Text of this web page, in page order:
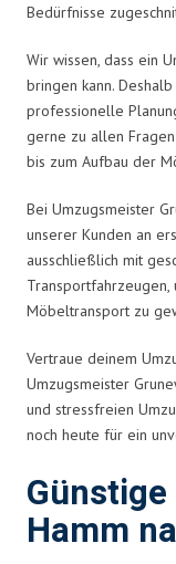
Bedürfnisse
Wir wissen, dass ein
bringen kann.
professionelle
gerne zu allen
bis zum Aufbau der
Bei Umzugsmeister
unserer Kunden an
ausschließlich mit
Transportfahrzeugen,
Möbeltransport zu
Vertraue deinem
Umzugsmeister
und stressfreien
noch heute für ein
Hamm